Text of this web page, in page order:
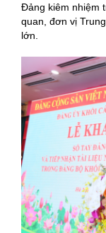
Đảng kiêm nhiệm
quan, đơn vị
lớn.